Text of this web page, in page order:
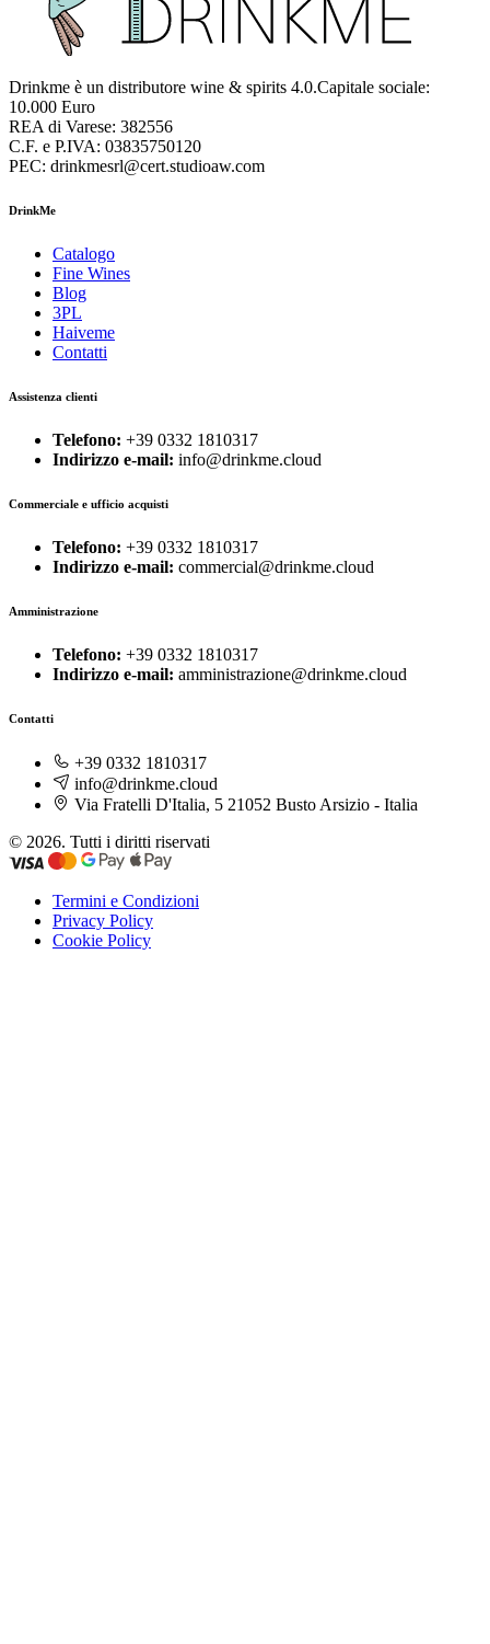
Drinkme è un distributore wine & spirits 4.0.Capitale sociale:
10.000 Euro
REA di Varese: 382556
C.F. e P.IVA: 03835750120
PEC: drinkmesrl@cert.studioaw.com
DrinkMe
Catalogo
Fine Wines
Blog
3PL
Haiveme
Contatti
Assistenza clienti
Telefono: +39 0332 1810317
Indirizzo e-mail: info@drinkme.cloud
Commerciale e ufficio acquisti
Telefono: +39 0332 1810317
Indirizzo e-mail: commercial@drinkme.cloud
Amministrazione
Telefono: +39 0332 1810317
Indirizzo e-mail: amministrazione@drinkme.cloud
Contatti
+39 0332 1810317
info@drinkme.cloud
Via Fratelli D'Italia, 5 21052 Busto Arsizio - Italia
© 2026. Tutti i diritti riservati
Termini e Condizioni
Privacy Policy
Cookie Policy